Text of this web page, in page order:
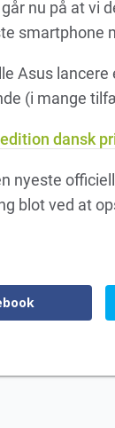
nu på at vi
smartphone
Asus
(i mange
dansk
nyeste
blot ved at